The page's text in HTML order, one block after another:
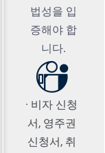
법성을 입
증해야 합
니다.
· 비자 신청
서, 영주권
신청서, 취